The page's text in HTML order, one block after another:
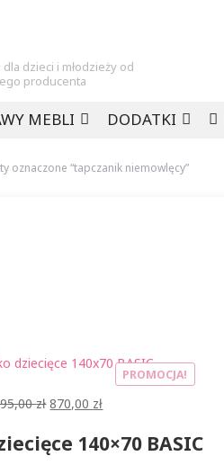
dzieci i młodzieży od
producenta
MEBLI DODATKI
oznaczone “tapczanik niemowlęcy”
złPierwotna
wynosiła:
870,00 złAktualna
wynosi:
140×70 BASIC
PROMOCJA!